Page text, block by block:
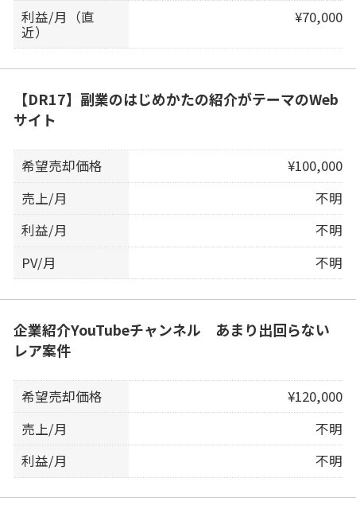
利益/月（直
近）
¥70,000
【DR17】副業のはじめかたの紹介がテーマのWeb
サイト
希望売却価格
¥100,000
売上/月
不明
利益/月
不明
PV/月
不明
企業紹介YouTubeチャンネル あまり出回らない
レア案件
希望売却価格
¥120,000
売上/月
不明
利益/月
不明